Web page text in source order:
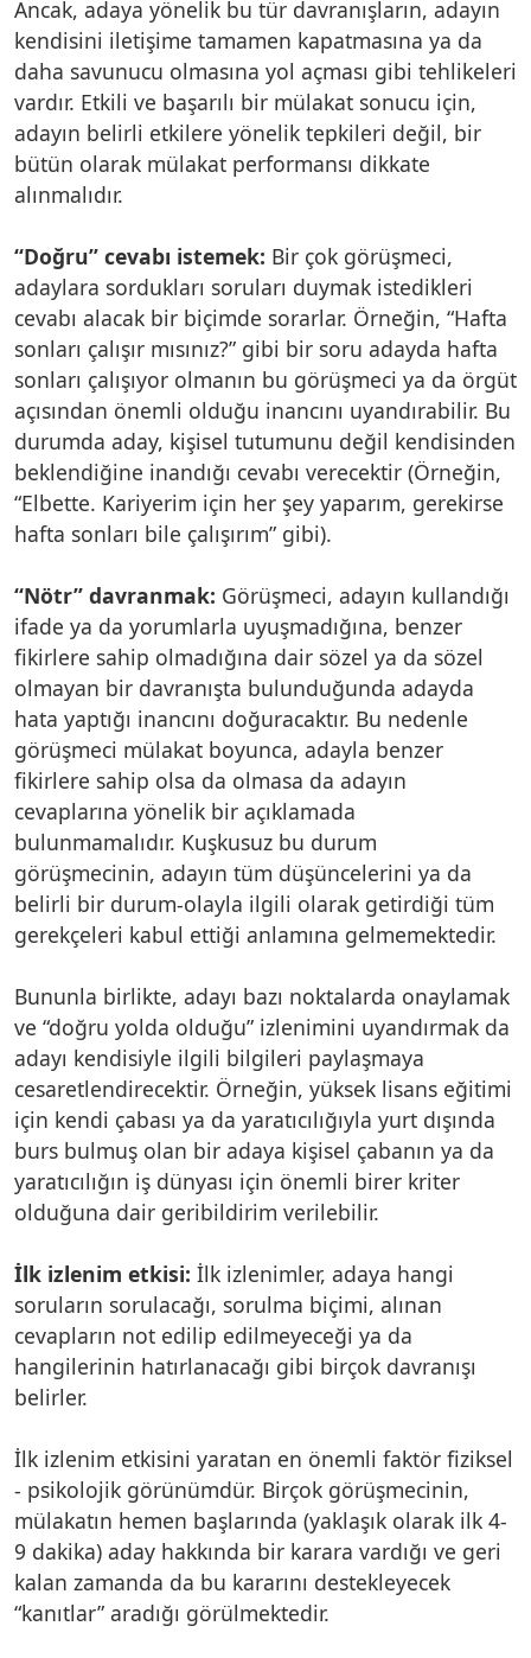
Ancak, adaya yönelik bu tür davranışların, adayın
kendisini iletişime tamamen kapatmasına ya da
daha savunucu olmasına yol açması gibi tehlikeleri
vardır. Etkili ve başarılı bir mülakat sonucu için,
adayın belirli etkilere yönelik tepkileri değil, bir
bütün olarak mülakat performansı dikkate
alınmalıdır.
“Doğru” cevabı istemek: Bir çok görüşmeci,
adaylara sordukları soruları duymak istedikleri
cevabı alacak bir biçimde sorarlar. Örneğin, “Hafta
sonları çalışır mısınız?” gibi bir soru adayda hafta
sonları çalışıyor olmanın bu görüşmeci ya da örgüt
açısından önemli olduğu inancını uyandırabilir. Bu
durumda aday, kişisel tutumunu değil kendisinden
beklendiğine inandığı cevabı verecektir (Örneğin,
“Elbette. Kariyerim için her şey yaparım, gerekirse
hafta sonları bile çalışırım” gibi).
“Nötr” davranmak: Görüşmeci, adayın kullandığı
ifade ya da yorumlarla uyuşmadığına, benzer
fikirlere sahip olmadığına dair sözel ya da sözel
olmayan bir davranışta bulunduğunda adayda
hata yaptığı inancını doğuracaktır. Bu nedenle
görüşmeci mülakat boyunca, adayla benzer
fikirlere sahip olsa da olmasa da adayın
cevaplarına yönelik bir açıklamada
bulunmamalıdır. Kuşkusuz bu durum
görüşmecinin, adayın tüm düşüncelerini ya da
belirli bir durum-olayla ilgili olarak getirdiği tüm
gerekçeleri kabul ettiği anlamına gelmemektedir.
Bununla birlikte, adayı bazı noktalarda onaylamak
ve “doğru yolda olduğu” izlenimini uyandırmak da
adayı kendisiyle ilgili bilgileri paylaşmaya
cesaretlendirecektir. Örneğin, yüksek lisans eğitimi
için kendi çabası ya da yaratıcılığıyla yurt dışında
burs bulmuş olan bir adaya kişisel çabanın ya da
yaratıcılığın iş dünyası için önemli birer kriter
olduğuna dair geribildirim verilebilir.
İlk izlenim etkisi: İlk izlenimler, adaya hangi
soruların sorulacağı, sorulma biçimi, alınan
cevapların not edilip edilmeyeceği ya da
hangilerinin hatırlanacağı gibi birçok davranışı
belirler.
İlk izlenim etkisini yaratan en önemli faktör fiziksel
- psikolojik görünümdür. Birçok görüşmecinin,
mülakatın hemen başlarında (yaklaşık olarak ilk 4-
9 dakika) aday hakkında bir karara vardığı ve geri
kalan zamanda da bu kararını destekleyecek
“kanıtlar” aradığı görülmektedir.